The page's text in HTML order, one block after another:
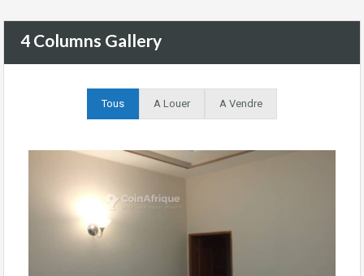
4 Columns Gallery
Tous A Louer A Vendre